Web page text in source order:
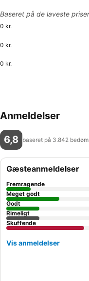
Baseret på de laveste
0 kr.
0 kr.
0 kr.
Anmeldelser
6,8 baseret på 3.842
Gæsteanmeldelser
Fremragende
Meget godt
Godt
Rimeligt
Skuffende
Vis anmeldelser